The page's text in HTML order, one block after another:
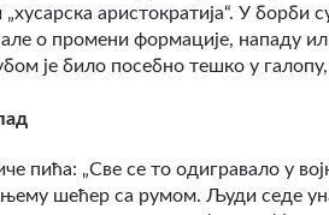
„хусарска аристократија“. У
о промени формације, нападу
је било посебно тешко у
пића: „Све се то одигравало у
њему шећер са румом. Људи седе